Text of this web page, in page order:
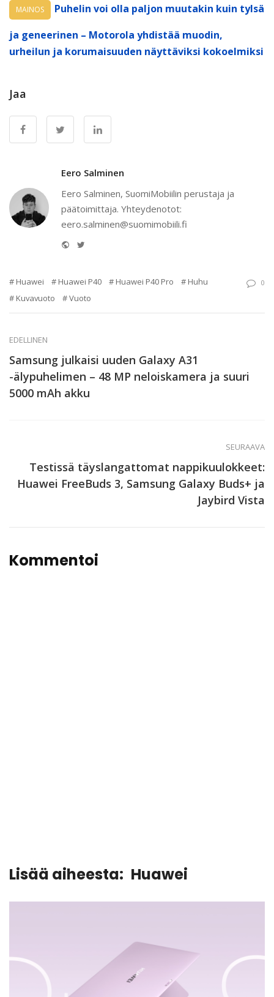
MAINOS
Puhelin voi olla paljon muutakin kuin tylsä
ja geneerinen – Motorola yhdistää muodin,
urheilun ja korumaisuuden näyttäviksi kokoelmiksi
Jaa
Eero Salminen
Eero Salminen, SuomiMobiilin perustaja ja
päätoimittaja. Yhteydenotot:
eero.salminen@suomimobiili.fi
Website
Huawei Huawei P40 Huawei P40 Pro
Huhu
Kuvavuoto
Vuoto
0
EDELLINEN
Samsung julkaisi uuden Galaxy A31
-älypuhelimen – 48 MP neloiskamera ja suuri
5000 mAh akku
SEURAAVA
Testissä täyslangattomat nappikuulokkeet:
Huawei FreeBuds 3, Samsung Galaxy Buds+ ja
Jaybird Vista
Kommentoi
Lisää aiheesta: Huawei